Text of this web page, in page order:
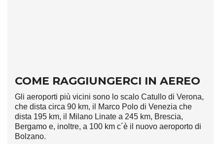
COME RAGGIUNGERCI IN AEREO
Gli aeroporti più vicini sono lo scalo Catullo di Verona,
che dista circa 90 km, il Marco Polo di Venezia che
dista 195 km, il Milano Linate a 245 km, Brescia,
Bergamo e, inoltre, a 100 km c´è il nuovo aeroporto di
Bolzano.